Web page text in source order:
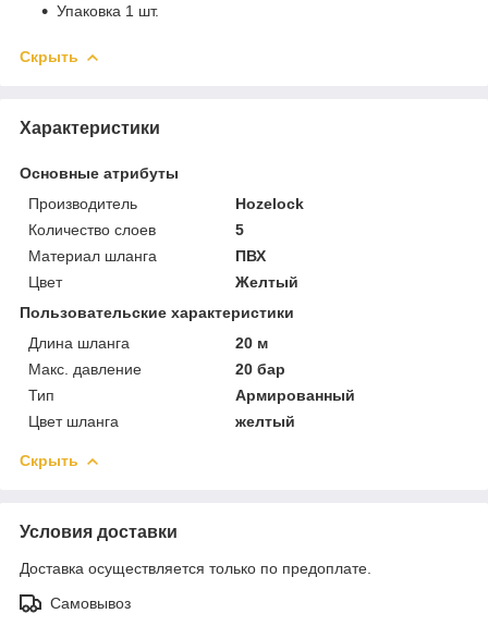
Упаковка 1 шт.
Скрыть
Характеристики
Основные атрибуты
Производитель
Hozelock
Количество слоев
5
Материал шланга
ПВХ
Цвет
Желтый
Пользовательские характеристики
Длина шланга
20 м
Макс. давление
20 бар
Тип
Армированный
Цвет шланга
желтый
Скрыть
Условия доставки
Доставка осуществляется только по предоплате.
Самовывоз